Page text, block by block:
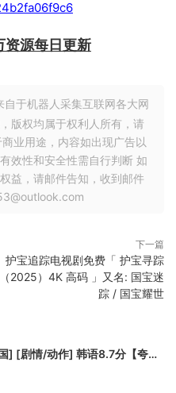
资源每日更新
于机器人采集互联网各大网
版权均属于权利人所有，请
业用途，内容如出现广告以
效性和安全性需自行判断 如
益，请邮件告知，收到邮件
下一篇
护宝追踪电视剧免费「 护宝寻踪
（2025）4K 高码 」又名: 国宝迷
踪 / 国宝耀世
] [剧情/动作] 韩语8.7分【夸